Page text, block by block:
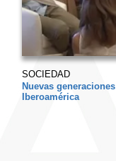
SOCIEDAD
Nuevas
Iberoamérica